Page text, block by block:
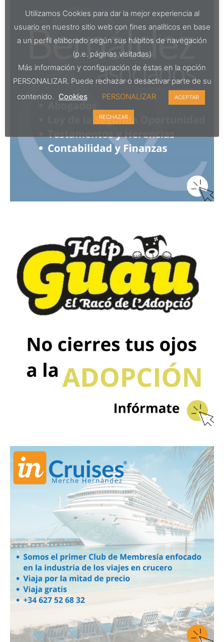
Utilizamos Cookies para dar la mejor experiencia al
usuario en nuestro sitio web con fines analíticos en base
a un perfil elaborado según sus hábitos de navegación
(p.e. páginas visitadas)
Más información y configuración de éstas en la opción
PERSONALIZAR. Puede rechazar o desactivar parte de su
contenido. Cookies PERSONALIZAR ACEPTAR
RECHAZAR